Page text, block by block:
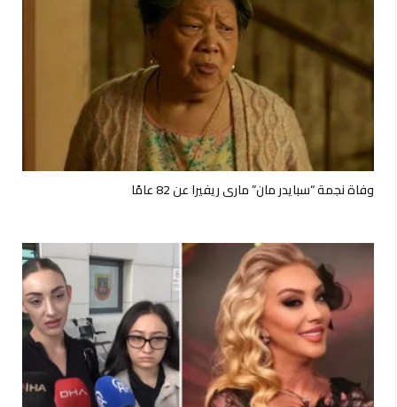
وفاة نجمة “سبايدر مان” ماري ريفيرا عن 82 عامًا